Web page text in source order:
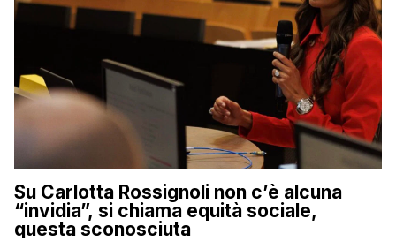
Su Carlotta Rossignoli non c’è alcuna
“invidia”, si chiama equità sociale,
questa sconosciuta